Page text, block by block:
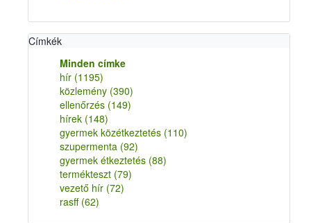
Címkék
Minden címke
hír (1195)
közlemény (390)
ellenőrzés (149)
hírek (148)
gyermek közétkeztetés (110)
szupermenta (92)
gyermek étkeztetés (88)
termékteszt (79)
vezető hír (72)
rasff (62)